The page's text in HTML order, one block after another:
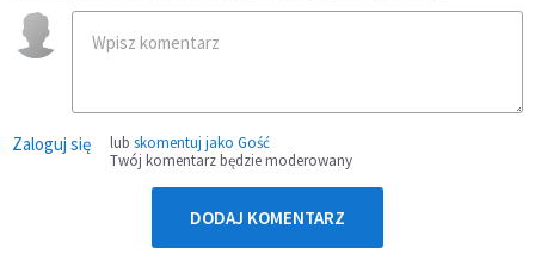
Zaloguj się lub skomentuj jako Gość
Twój komentarz będzie moderowany
DODAJ KOMENTARZ